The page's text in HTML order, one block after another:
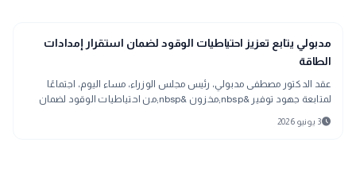
public
الأخبار المحلية
مدبولي يتابع تعزيز احتياطيات الوقود لضمان استقرار إمدادات
الطاقة
عقد الدكتور مصطفى مدبولي، رئيس مجلس الوزراء، مساء اليوم، اجتماعًا
لمتابعة جهود توفير &nbsp;مخزون &nbsp;من احتياطيات الوقود لضمان
&nbsp;استدامة تأمين ا
schedule3 يونيو 2026